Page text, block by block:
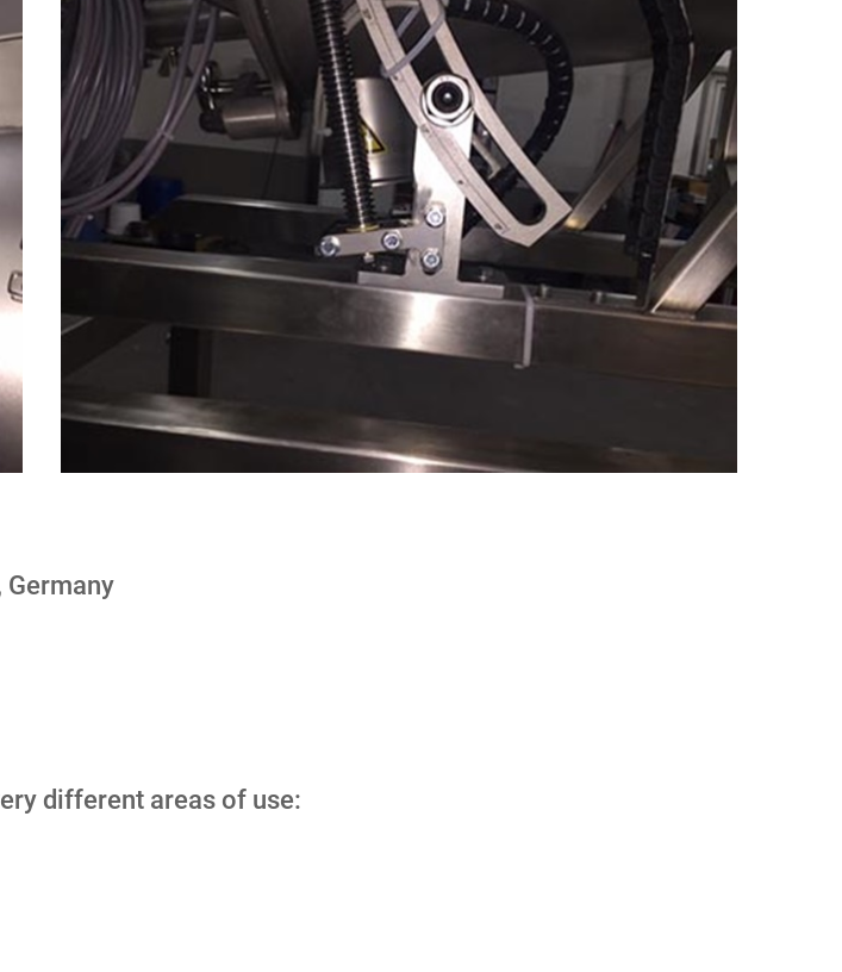
Germany
different areas of use: